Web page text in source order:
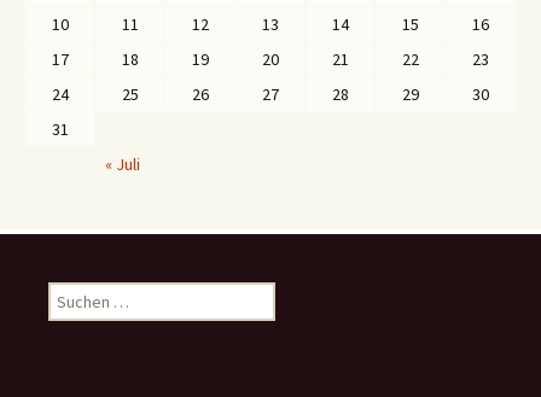
10
11 12 13 14 15
16
17
18 19 20 21 22
23
24
25 26 27 28 29
30
31
« Juli
u